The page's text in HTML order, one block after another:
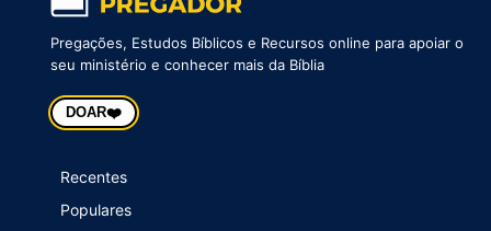
Pregações, Estudos Bíblicos e Recursos online para apoiar o
seu ministério e conhecer mais da Bíblia
DOAR❤️
Recentes
Populares